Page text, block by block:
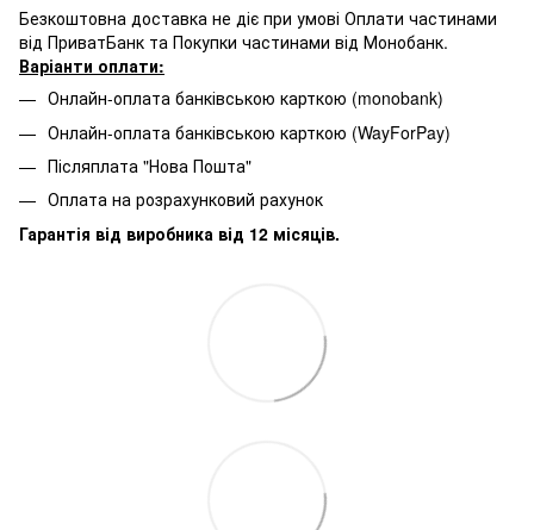
Безкоштовна доставка не діє при умові Оплати частинами
від ПриватБанк та Покупки частинами від Монобанк.
Варіанти оплати:
Онлайн-оплата банківською карткою (monobank)
Онлайн-оплата банківською карткою (WayForPay)
Післяплата "Нова Пошта"
Оплата на розрахунковий рахунок
Гарантія від виробника від 12 місяців.